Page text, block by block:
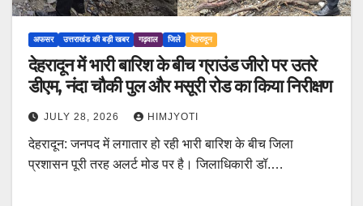
अफसर उत्तराखंड की बड़ी खबर गढ़वाल जिले देहरादून
देहरादून में भारी बारिश के बीच ग्राउंड जीरो पर उतरे
डीएम, नंदा चौकी पुल और मसूरी रोड का किया निरीक्षण
JULY 28, 2026 HIMJYOTI
देहरादून: जनपद में लगातार हो रही भारी बारिश के बीच जिला
प्रशासन पूरी तरह अलर्ट मोड पर है। जिलाधिकारी डॉ.…